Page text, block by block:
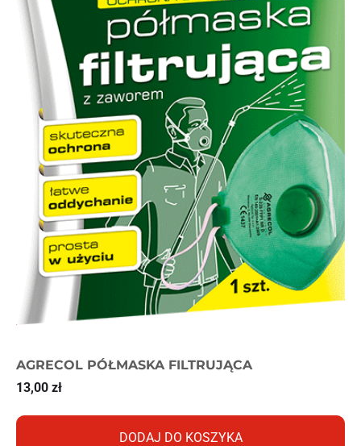
AGRECOL PÓŁMASKA FILTRUJĄCA
13,00 zł
DODAJ DO KOSZYKA